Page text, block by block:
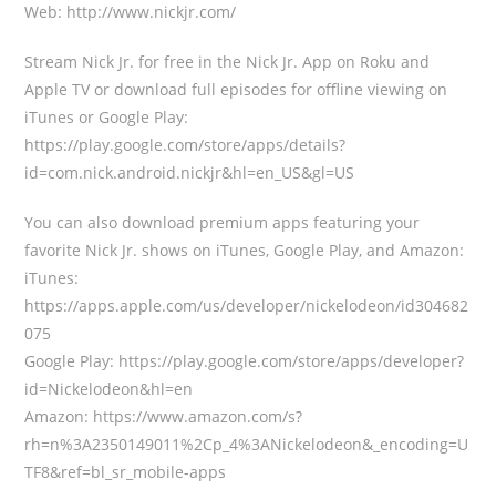
Web: http://www.nickjr.com/
Stream Nick Jr. for free in the Nick Jr. App on Roku and
Apple TV or download full episodes for offline viewing on
iTunes or Google Play:
https://play.google.com/store/apps/details?
id=com.nick.android.nickjr&hl=en_US&gl=US
You can also download premium apps featuring your
favorite Nick Jr. shows on iTunes, Google Play, and Amazon:
iTunes:
https://apps.apple.com/us/developer/nickelodeon/id304682
075
Google Play: https://play.google.com/store/apps/developer?
id=Nickelodeon&hl=en
Amazon: https://www.amazon.com/s?
rh=n%3A2350149011%2Cp_4%3ANickelodeon&_encoding=U
TF8&ref=bl_sr_mobile-apps